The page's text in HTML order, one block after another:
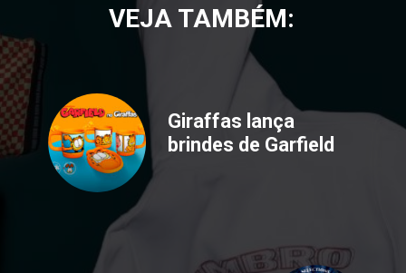
VEJA TAMBÉM:
Giraffas lança
brindes de Garfield